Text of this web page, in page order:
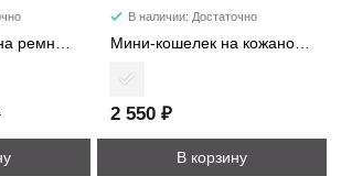
Сумка из замши на ремне 7361
В наличии: Достаточно
Мини-кошелек на кожаном жгуте 8161
2 550 ₽
В корзину